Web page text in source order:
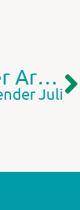
Nächster Artikel
Juli